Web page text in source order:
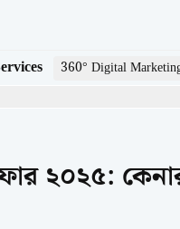
360° Digital
২০২৫: